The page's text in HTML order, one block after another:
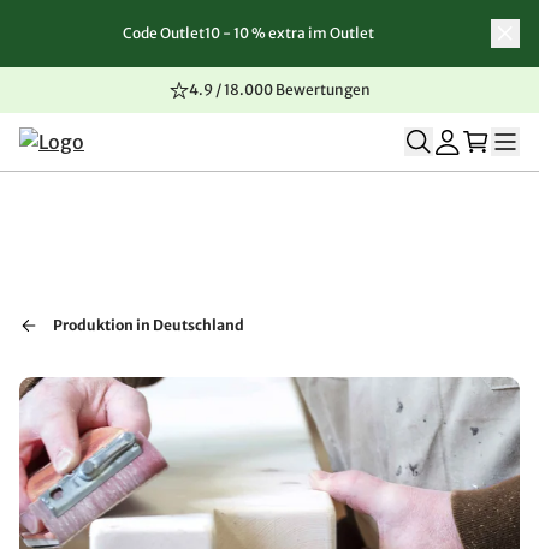
Zum Inhalt springen
Zur Navigation springen
Zum Seitenende springen
Code Outlet10 - 10 % extra im Outlet
4.9 / 18.000 Bewertungen
Produktion in Deutschland